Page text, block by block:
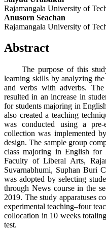
Rajamangala University of
Anusorn Seachan
Rajamangala University of
Abstract
The purpose of this study
learning skills by analyzing
and verbs with adverbs.
resulted in an increase in
for students majoring in
also created a teaching
was conducted using a pre-
collection was implemented
design. The sample group
class majoring in English for
Faculty of Liberal Arts,
Suvarnabhumi, Suphan Buri
was adopted by selecting
through News course in the
2019. The study apparatuses
experimental teaching–four
collocation in 10 weeks
test.